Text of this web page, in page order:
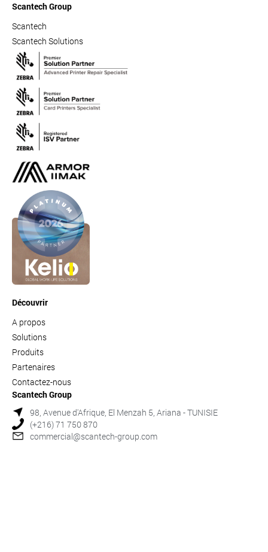
Scantech Group
Scantech
Scantech Solutions
Découvrir
A propos
Solutions
Produits
Partenaires
Contactez-nous
Scantech Group
98, Avenue d'Afrique, El Menzah 5, Ariana - TUNISIE
(+216) 71 750 870
commercial@scantech-group.com